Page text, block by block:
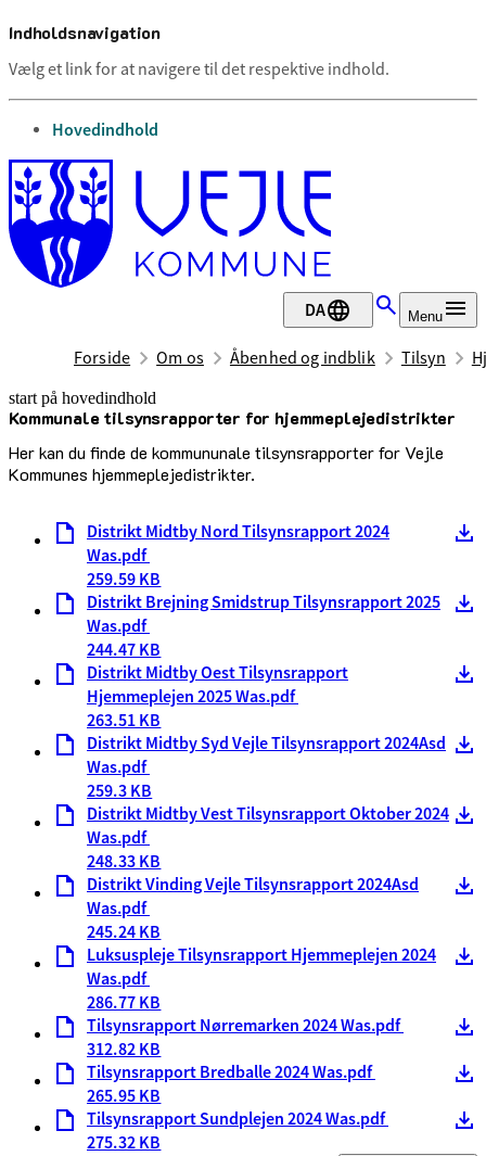
Indholdsnavigation
Vælg et link for at navigere til det respektive indhold.
gå til
Hovedindhold
DA Menu
Forside Om os Åbenhed og indblik Tilsyn
start på hovedindhold
Kommunale tilsynsrapporter for hjemmeplejedistrikter
Her kan du finde de kommununale tilsynsrapporter for Vejle
Kommunes hjemmeplejedistrikter.
senest opdateret 4. august 2025
Distrikt Midtby Nord Tilsynsrapport 2024
Was.pdf
259.59 KB
Distrikt Brejning Smidstrup Tilsynsrapport 2025
Was.pdf
244.47 KB
Distrikt Midtby Oest Tilsynsrapport
Hjemmeplejen 2025 Was.pdf
263.51 KB
Distrikt Midtby Syd Vejle Tilsynsrapport 2024Asd
Was.pdf
259.3 KB
Distrikt Midtby Vest Tilsynsrapport Oktober 2024
Was.pdf
248.33 KB
Distrikt Vinding Vejle Tilsynsrapport 2024Asd
Was.pdf
245.24 KB
Luksuspleje Tilsynsrapport Hjemmeplejen 2024
Was.pdf
286.77 KB
Tilsynsrapport Nørremarken 2024 Was.pdf
312.82 KB
Tilsynsrapport Bredballe 2024 Was.pdf
265.95 KB
Tilsynsrapport Sundplejen 2024 Was.pdf
275.32 KB